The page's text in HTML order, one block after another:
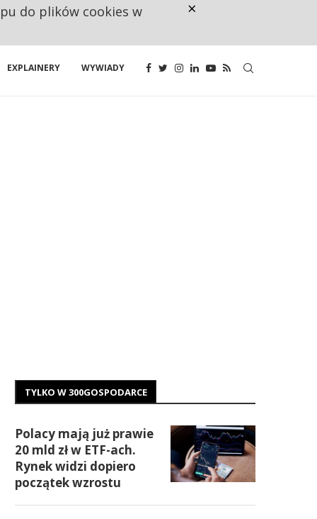
EXPLAINERY WYWIADY
TYLKO W 300GOSPODARCE
Polacy mają już prawie
20 mld zł w ETF-ach.
Rynek widzi dopiero
początek wzrostu
do plików cookies w ×